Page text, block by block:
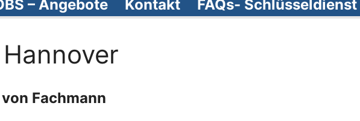
– Angebote
Kontakt FAQs- Schlüsseldienst
Fachmann